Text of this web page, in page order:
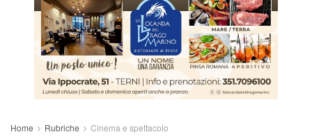
Home Rubriche Cinema e spettacolo